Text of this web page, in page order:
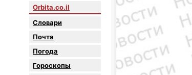
Orbita.co.il
Словари
Почта
Погода
Гороскопы